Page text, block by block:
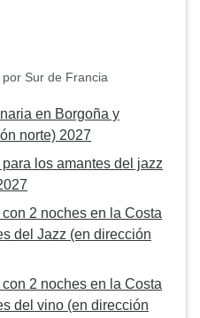
Sur de Francia
en Borgoña y
norte) 2027
los amantes del jazz
2 noches en la Costa
del Jazz (en dirección
2 noches en la Costa
del vino (en dirección